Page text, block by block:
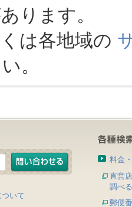
ります。
は各地域の
。
いて
料金
直営
調べる
郵便